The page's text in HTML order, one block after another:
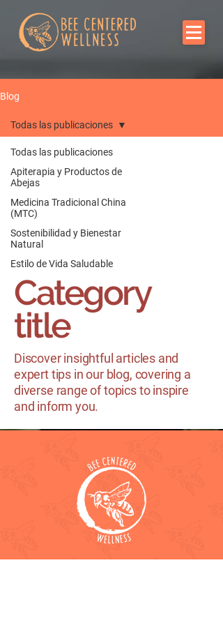
Blog
Todas las publicaciones
Apiterapia y Productos de
Abejas
Medicina Tradicional China
(MTC)
Sostenibilidad y Bienestar
Natural
Estilo de Vida Saludable
Todas las publicaciones
Category
title
Discover insightful articles and
expert tips in our blog, covering a
diverse range of topics to inspire
and inform you.